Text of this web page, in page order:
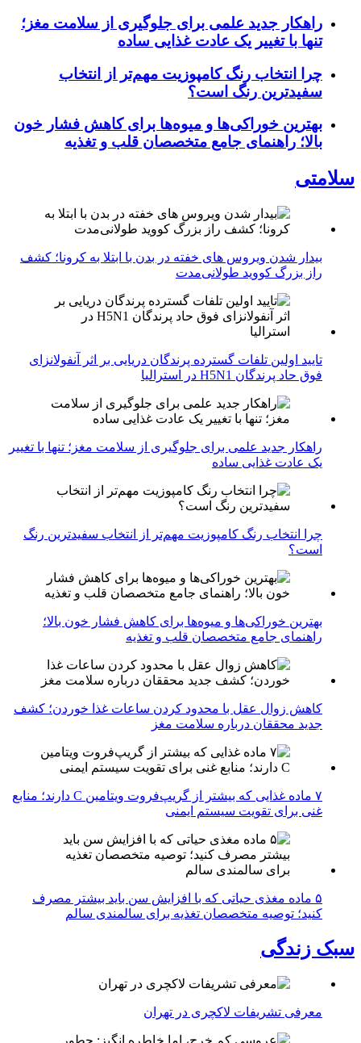
راهکار جدید علمی برای جلوگیری از سلامت مغز؛
تنها با تغییر یک عادت غذایی ساده
چرا انتخاب رنگ کامپوزیت مهم‌تر از انتخاب
سفیدترین رنگ است؟
بهترین خوراکی‌ها و میوه‌ها برای کاهش فشار خون
بالا؛ راهنمای جامع متخصصان قلب و تغذیه
سلامتی
بیدار شدن ویروس‌ های خفته در بدن با ابتلا به کرونا؛ کشف
راز بزرگ کووید طولانی‌مدت
تایید اولین تلفات گسترده پرندگان دریایی بر اثر آنفولانزای
فوق حاد پرندگان H5N1 در استرالیا
راهکار جدید علمی برای جلوگیری از سلامت مغز؛ تنها با تغییر
یک عادت غذایی ساده
چرا انتخاب رنگ کامپوزیت مهم‌تر از انتخاب سفیدترین رنگ
است؟
بهترین خوراکی‌ها و میوه‌ها برای کاهش فشار خون بالا؛
راهنمای جامع متخصصان قلب و تغذیه
کاهش زوال عقل با محدود کردن ساعات غذا خوردن؛ کشف
جدید محققان درباره سلامت مغز
۷ ماده غذایی که بیشتر از گریپ‌فروت ویتامین C دارند؛ منابع
غنی برای تقویت سیستم ایمنی
۵ ماده مغذی حیاتی که با افزایش سن باید بیشتر مصرف
کنید؛ توصیه متخصصان تغذیه برای سالمندی سالم
سبک زندگی
معرفی تشریفات لاکچری در تهران